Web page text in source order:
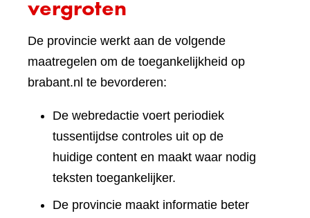
vergroten
De provincie werkt aan de volgende
maatregelen om de toegankelijkheid op
brabant.nl te bevorderen:
De webredactie voert periodiek
tussentijdse controles uit op de
huidige content en maakt waar nodig
teksten toegankelijker.
De provincie maakt informatie beter